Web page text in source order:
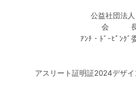
公益社団法
会
ｱﾝﾁ・ﾄﾞｰﾋﾟ
アスリート証明証2024デザ